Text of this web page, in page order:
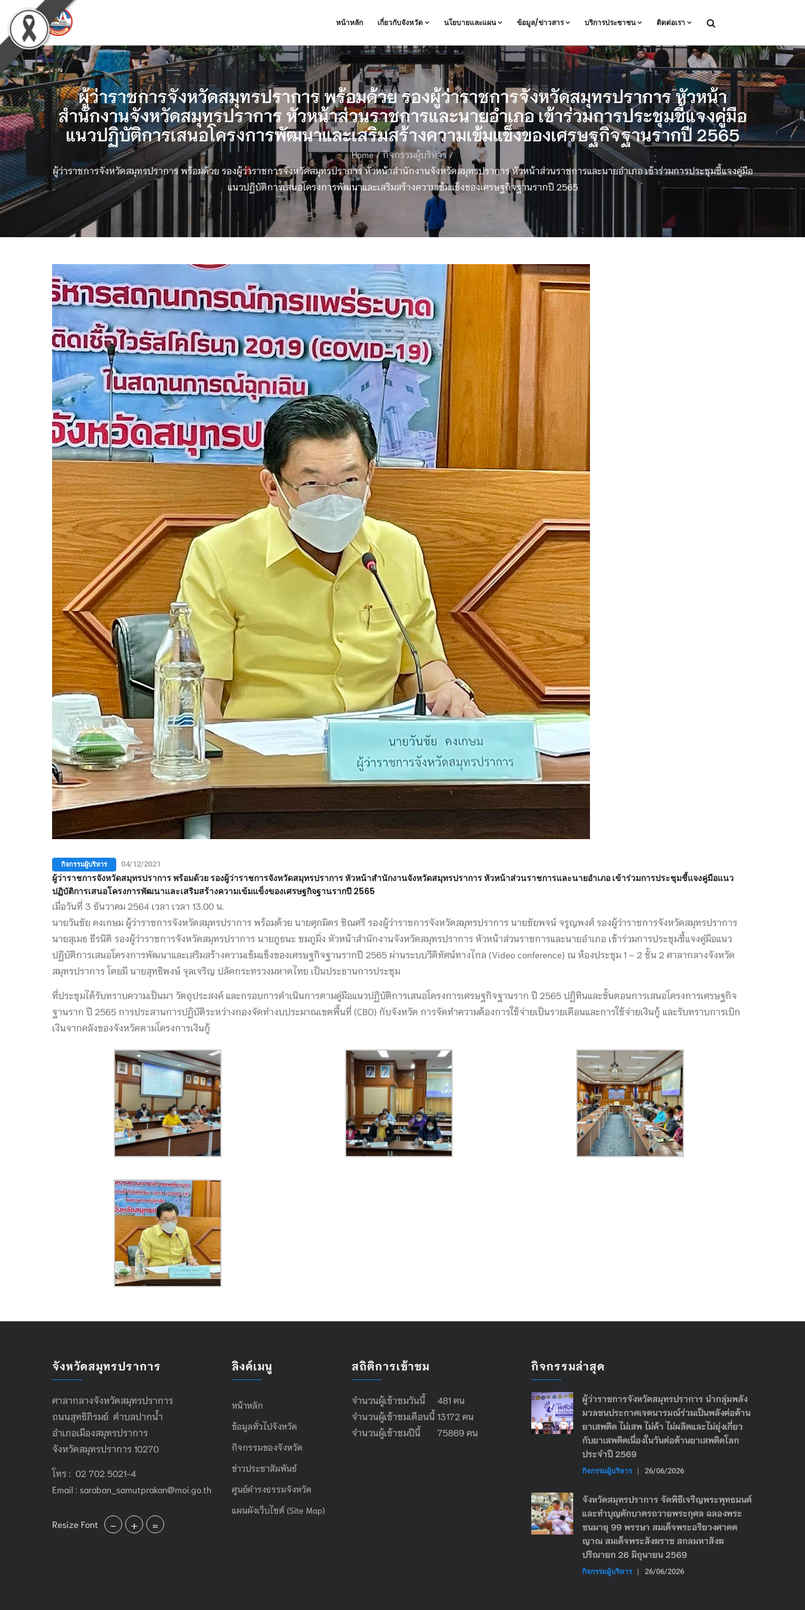
หน้าหลัก เกี่ยวกับจังหวัด นโยบายและแผน ข้อมูล/ข่าวสาร บริการประชาชน ติดต่อเรา
ผู้ว่าราชการจังหวัดสมุทรปราการ พร้อมด้วย รองผู้ว่าราชการจังหวัดสมุทรปราการ หัวหน้า
สำนักงานจังหวัดสมุทรปราการ หัวหน้าส่วนราชการและนายอำเภอ เข้าร่วมการประชุมชี้แจงคู่มือ
แนวปฏิบัติการเสนอโครงการพัฒนาและเสริมสร้างความเข้มแข็งของเศรษฐกิจฐานรากปี 2565
Home/ กิจกรรมผู้บริหาร/
ผู้ว่าราชการจังหวัดสมุทรปราการ พร้อมด้วย รองผู้ว่าราชการจังหวัดสมุทรปราการ หัวหน้าสำนักงานจังหวัดสมุทรปราการ หัวหน้าส่วนราชการและนายอำเภอ เข้าร่วมการประชุมชี้แจงคู่มือ
แนวปฏิบัติการเสนอโครงการพัฒนาและเสริมสร้างความเข้มแข็งของเศรษฐกิจฐานรากปี 2565
กิจกรรมผู้บริหาร 04/12/2021
ผู้ว่าราชการจังหวัดสมุทรปราการ พร้อมด้วย รองผู้ว่าราชการจังหวัดสมุทรปราการ หัวหน้าสำนักงานจังหวัดสมุทรปราการ หัวหน้าส่วนราชการและนายอำเภอ เข้าร่วมการประชุมชี้แจงคู่มือแนว
ปฏิบัติการเสนอโครงการพัฒนาและเสริมสร้างความเข้มแข็งของเศรษฐกิจฐานรากปี 2565
เมื่อวันที่ 3 ธันวาคม 2564 เวลา เวลา 13.00 น.
นายวันชัย คงเกษม ผู้ว่าราชการจังหวัดสมุทรปราการ พร้อมด้วย นายศุภมิตร ชิณศรี รองผู้ว่าราชการจังหวัดสมุทรปราการ นายชัยพจน์ จรูญพงศ์ รองผู้ว่าราชการจังหวัดสมุทรปราการ
นายสุเมธ ธีรนิติ รองผู้ว่าราชการจังหวัดสมุทรปราการ นายภูธนะ ชมภูมิ่ง หัวหน้าสำนักงานจังหวัดสมุทรปราการ หัวหน้าส่วนราชการและนายอำเภอ เข้าร่วมการประชุมชี้แจงคู่มือแนว
ปฏิบัติการเสนอโครงการพัฒนาและเสริมสร้างความเข้มแข็งของเศรษฐกิจฐานรากปี 2565 ผ่านระบบวีดิทัศน์ทางไกล (Video conference) ณ ห้องประชุม 1 – 2 ชั้น 2 ศาลากลางจังหวัด
สมุทรปราการ โดยมี นายสุทธิพงษ์ จุลเจริญ ปลัดกระทรวงมหาดไทย เป็นประธานการประชุม
ที่ประชุมได้รับทราบความเป็นมา วัตถุประสงค์ และกรอบการดำเนินการตามคู่มือแนวปฏิบัติการเสนอโครงการเศรษฐกิจฐานราก ปี 2565 ปฏิทินและขั้นตอนการเสนอโครงการเศรษฐกิจ
ฐานราก ปี 2565 การประสานการปฏิบัติระหว่างกองจัดทำงบประมาณเขตพื้นที่ (CBO) กับจังหวัด การจัดทำความต้องการใช้จ่ายเป็นรายเดือนและการใช้จ่ายเงินกู้ และรับทราบการเบิก
เงินจากคลังของจังหวัดตามโครงการเงินกู้
จังหวัดสมุทรปราการ
ศาลากลางจังหวัดสมุทรปราการ
ถนนสุทธิภิรมย์ ตำบลปากน้ำ
อำเภอเมืองสมุทรปราการ
จังหวัดสมุทรปราการ 10270
โทร : 02 702 5021-4
Email : saraban_samutprakan@moi.go.th
Resize Font - + =
ลิงค์เมนู
หน้าหลัก
ข้อมูลทั่วไปจังหวัด
กิจกรรมของจังหวัด
ข่าวประชาสัมพันธ์
ศูนย์ดำรงธรรมจังหวัด
แผนผังเว็บไซต์ (Site Map)
สถิติการเข้าชม
จำนวนผู้เข้าชมวันนี้ 481 คน
จำนวนผู้เข้าชมเดือนนี้ 13172 คน
จำนวนผู้เข้าชมปีนี้ 75869 คน
กิจกรรมล่าสุด
ผู้ว่าราชการจังหวัดสมุทรปราการ นำกลุ่มพลัง
มวลชนประกาศเจตนารมณ์ร่วมเป็นพลังต่อต้าน
ยาเสพติด ไม่เสพ ไม่ค้า ไม่ผลิตและไม่ยุ่งเกี่ยว
กับยาเสพติดเนื่องในวันต่อต้านยาเสพติดโลก
ประจำปี 2569
กิจกรรมผู้บริหาร | 26/06/2026
จังหวัดสมุทรปราการ จัดพิธีเจริญพระพุทธมนต์
และทำบุญตักบาตรถวายพระกุศล ฉลองพระ
ชนมายุ 99 พรรษา สมเด็จพระอริยวงศาคต
ญาณ สมเด็จพระสังฆราช สกลมหาสังฆ
ปริณายก 26 มิถุนายน 2569
กิจกรรมผู้บริหาร | 26/06/2026